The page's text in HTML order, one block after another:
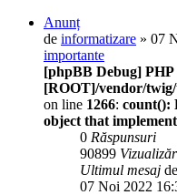
Anunț
de informatizare » 07
importante
[phpBB Debug]
[ROOT]/vendor/
on line 1266: count():
object that
0 Răspunsuri
90899
Ultimul mesaj de
07 Noi 2022